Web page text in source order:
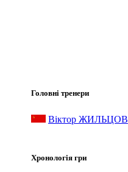
Головні тренери
Віктор ЖИЛЬЦОВ
Хронологія гри